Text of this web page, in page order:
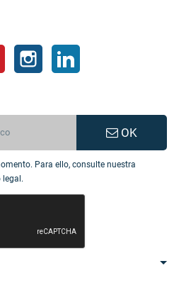
Pinterest Instagram
OK
Para ello, consulte nuestra
legal.